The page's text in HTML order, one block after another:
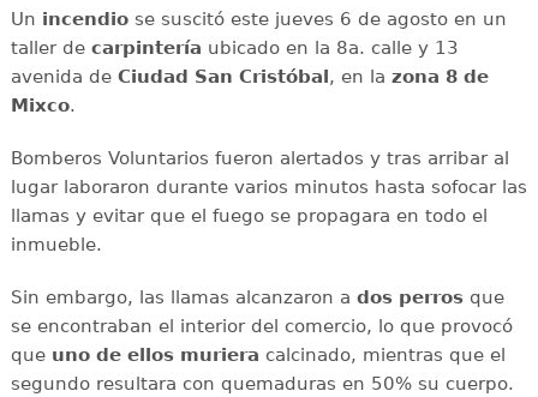
Un incendiose suscitó este jueves 6 de agosto en un
taller de carpintería ubicado en la 8a. calle y 13
avenida de Ciudad San Cristóbal, en la zona 8 de
Mixco.
Bomberos Voluntarios fueron alertados y tras arribar al
lugar laboraron durante varios minutos hasta sofocar las
llamas y evitar que el fuego se propagara en todo el
inmueble.
Sin embargo, las llamas alcanzaron a dos perrosque
se encontraban el interior del comercio, lo que provocó
que uno de ellos muriera calcinado, mientras que el
segundo resultara con quemaduras en 50% su cuerpo.